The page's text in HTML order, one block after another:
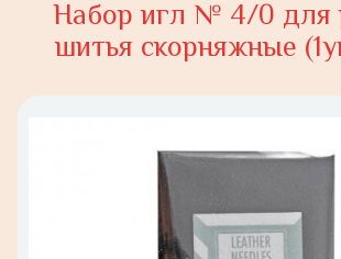
Набор игл № 4/0 для
шитья скорняжные